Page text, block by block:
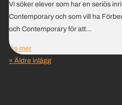
Vi söker elever som har en seriös
Contemporary och som vill ha
och Contemporary för att...
läs mer
« Äldre inlägg